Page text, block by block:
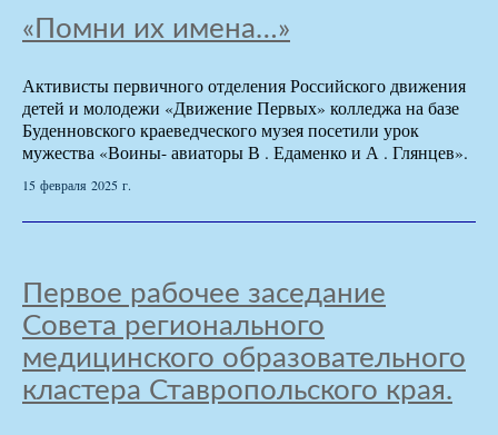
«Помни их имена…»
Активисты первичного отделения Российского движения
детей и молодежи «Движение Первых» колледжа на базе
Буденновского краеведческого музея посетили урок
мужества «Воины- авиаторы В . Едаменко и А . Глянцев».
15 февраля 2025 г.
Первое рабочее заседание
Совета регионального
медицинского образовательного
кластера Ставропольского края.